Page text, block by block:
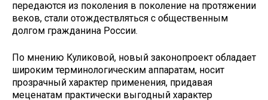
передаются из поколения в поколение на протяжении
веков, стали отождествляться с общественным
долгом гражданина России.
По мнению Куликовой, новый законопроект обладает
широким терминологическим аппаратам, носит
прозрачный характер применения, придавая
меценатам практически выгодный характер